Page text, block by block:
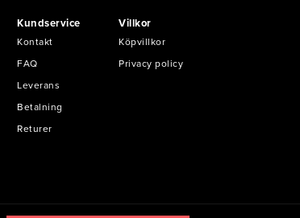
Kundservice
Kontakt
FAQ
Leverans
Betalning
Returer
Villkor
Köpvillkor
Privacy policy